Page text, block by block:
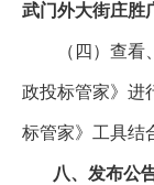
武门外大街庄胜
（四）查
政投标管家》进
标管家》工具结
八、发布公